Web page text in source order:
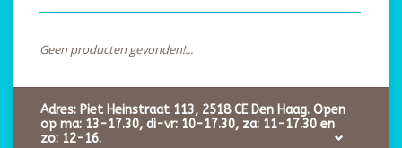
Geen producten gevonden!...
Adres: Piet Heinstraat 113, 2518 CE Den Haag. Open
op ma: 13-17.30, di-vr: 10-17.30, za: 11-17.30 en
zo: 12-16.